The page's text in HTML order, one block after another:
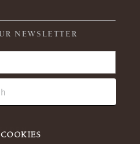
NEWSLETTER